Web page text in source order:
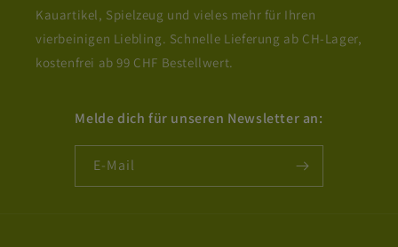
Kauartikel, Spielzeug und vieles mehr für Ihren
vierbeinigen Liebling. Schnelle Lieferung ab CH-Lager,
kostenfrei ab 99 CHF Bestellwert.
Melde dich für unseren Newsletter an:
E-Mail